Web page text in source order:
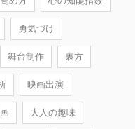
勇気づけ
舞台制作 裏方
映画出演
大人の趣味